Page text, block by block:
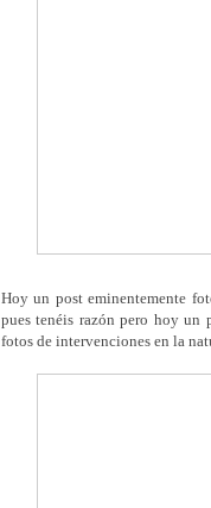
Hoy un post eminentemente
pues tenéis razón pero hoy un
fotos de intervenciones en la